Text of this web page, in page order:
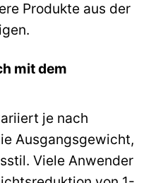
Produkte aus der
mit dem
je nach
Ausgangsgewicht,
Viele Anwender